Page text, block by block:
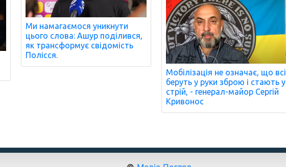
Ми намагаємося уникнути
цього слова: Ашур поділився,
як трансформує свідомість
Полісся.
Мобілізація не означає, що всі
беруть у руки зброю і стають у
стрій, - генерал-майор Сергій
Кривонос